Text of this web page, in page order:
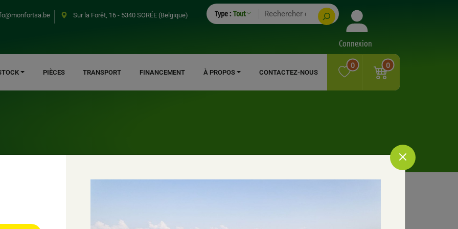
Sur la Forêt, 16 - 5340 SORÉE (Belgique)
SearchType : Tout
Connexion
PIÈCES TRANSPORT FINANCEMENT À PROPOS CONTACTEZ-NOUS
0 0
(53)